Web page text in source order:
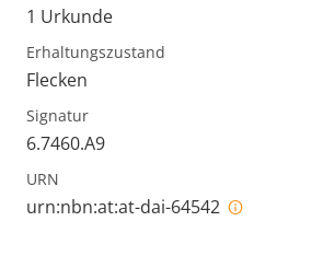
1 Urkunde
Erhaltungszustand
Flecken
Signatur
6.7460.A9
URN
urn:nbn:at:at-dai-64542